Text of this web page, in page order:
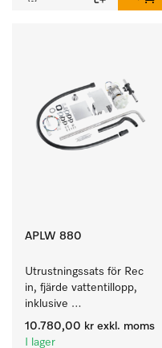
APLW 880
Utrustningssats för Rec
in, fjärde vattentillopp,
inklusive
tryckhöjningspump för
PLW 8636.
10.780,00 kr exkl. moms
I lager